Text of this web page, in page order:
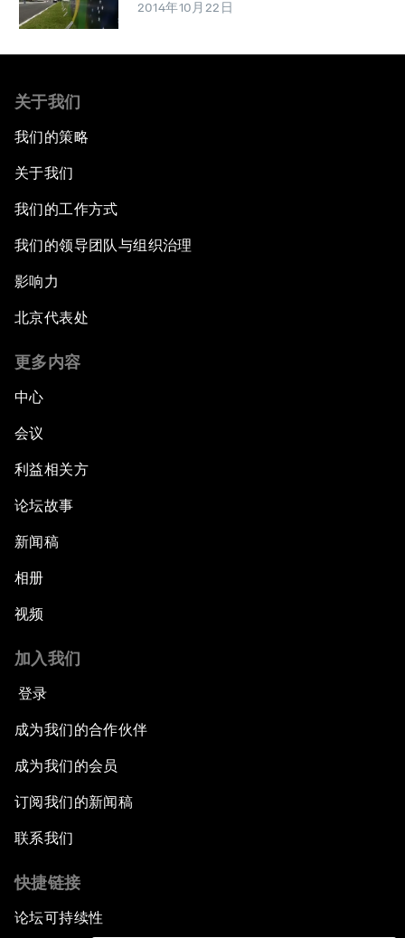
2014年10月22日
关于我们
我们的策略
关于我们
我们的工作方式
我们的领导团队与组织治理
影响力
北京代表处
更多内容
中心
会议
利益相关方
论坛故事
新闻稿
相册
视频
加入我们
登录
成为我们的合作伙伴
成为我们的会员
订阅我们的新闻稿
联系我们
快捷链接
论坛可持续性